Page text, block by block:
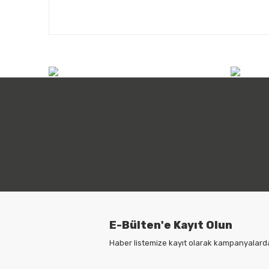
E-Bülten'e Kayıt Olun
Haber listemize kayıt olarak